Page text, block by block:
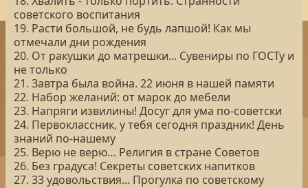
советского воспитания
19. Расти большой, не будь лапшой! Как мы
отмечали дни рождения
20. От ракушки до матрешки... Сувениры по ГОСТу и
не только
21. Завтра была война. 22 июня в нашей памяти
22. Набор желаний: от марок до мебели
23. Напряги извилины! Досуг для ума по-советски
24. Первоклассник, у тебя сегодня праздник! День
знаний по-нашему
25. Верю не верю… Религия в стране Советов
26. Без градуса! Секреты советских напитков
27. 33 удовольствия... Прогулка по советскому